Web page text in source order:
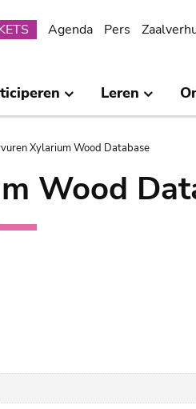
Agenda Pers
Leren
Xylarium Wood Database
Wood